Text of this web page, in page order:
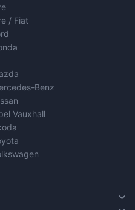
/ Fiat
Benz
Vauxhall